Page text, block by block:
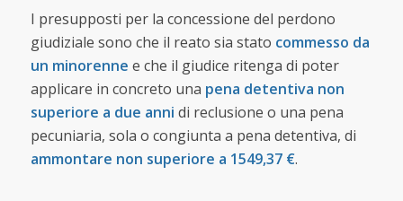
I presupposti per la concessione del perdono
giudiziale sono che il reato sia stato commesso da
un minorenne e che il giudice ritenga di poter
applicare in concreto una pena detentiva non
superiore a due anni di reclusione o una pena
pecuniaria, sola o congiunta a pena detentiva, di
ammontare non superiore a 1549,37 €.